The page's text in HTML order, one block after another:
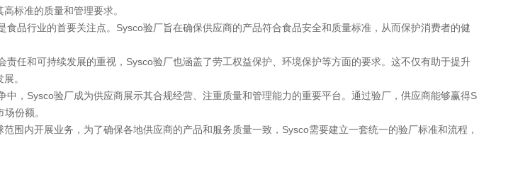
标准的质量和管理要求。
行业的首要关注点。Sysco验厂旨在确保供应商的产品符合食品安全和质量标准，从而保护消费者的健
和可持续发展的重视，Sysco验厂也涵盖了劳工权益保护、环境保护等方面的要求。这不仅有助于提升
。
Sysco验厂成为供应商展示其合规经营、注重质量和管理能力的重要平台。通过验厂，供应商能够赢得S
份额。
内开展业务，为了确保各地供应商的产品和服务质量一致，Sysco需要建立一套统一的验厂标准和流程，